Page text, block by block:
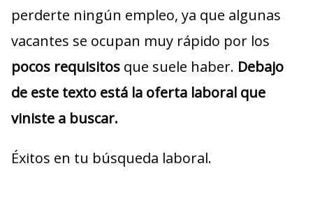
perderte ningún empleo, ya que algunas
vacantes se ocupan muy rápido por los
pocos requisitos que suele haber. Debajo
de este texto está la oferta laboral que
viniste a buscar.
Éxitos en tu búsqueda laboral.